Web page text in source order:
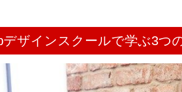
ザインスクールで学ぶ3つ